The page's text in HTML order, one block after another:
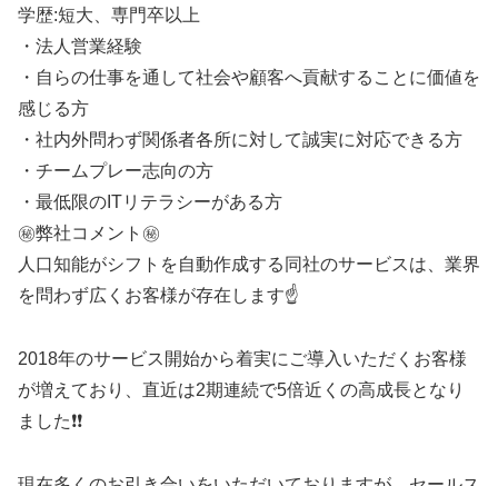
学歴:短大、専門卒以上
・法人営業経験
・自らの仕事を通して社会や顧客へ貢献することに価値を
感じる方
・社内外問わず関係者各所に対して誠実に対応できる方
・チームプレー志向の方
・最低限のITリテラシーがある方
㊙️弊社コメント㊙️
人口知能がシフトを自動作成する同社のサービスは、業界
を問わず広くお客様が存在します☝️
2018年のサービス開始から着実にご導入いただくお客様
が増えており、直近は2期連続で5倍近くの高成長となり
ました❗❗